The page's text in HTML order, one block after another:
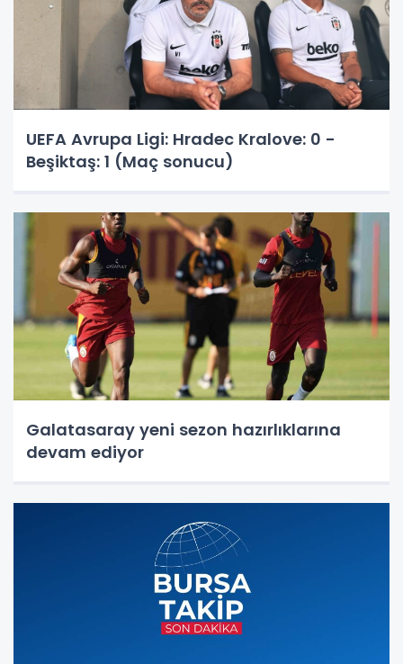
UEFA Avrupa Ligi: Hradec Kralove: 0 -
Beşiktaş: 1 (Maç sonucu)
Galatasaray yeni sezon hazırlıklarına
devam ediyor